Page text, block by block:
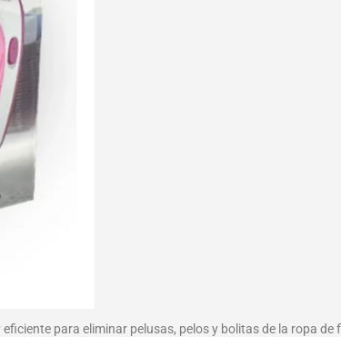
para eliminar pelusas, pelos y bolitas de la ropa